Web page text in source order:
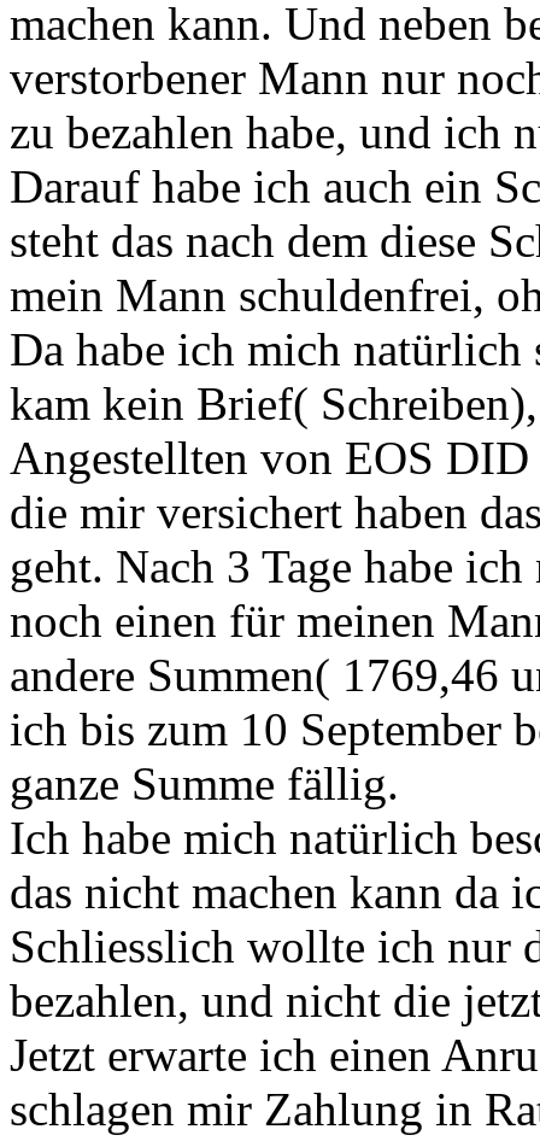
machen kann. Und neben
verstorbener Mann nur
zu bezahlen habe, und ich
Darauf habe ich auch ein
steht das nach dem diese
mein Mann schuldenfrei,
Da habe ich mich natürlich
kam kein Brief(
Angestellten von EOS
die mir versichert haben
geht. Nach 3 Tage habe
noch einen für meinen
andere Summen( 1769,46
ich bis zum 10 September
ganze Summe fällig.
Ich habe mich natürlich
das nicht machen kann da
Schliesslich wollte ich nur
bezahlen, und nicht die
Jetzt erwarte ich einen
schlagen mir Zahlung in